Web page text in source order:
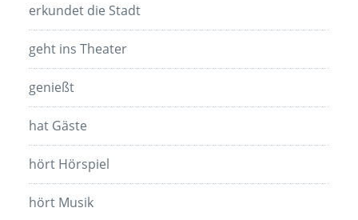
erkundet die Stadt
geht ins Theater
genießt
hat Gäste
hört Hörspiel
hört Musik